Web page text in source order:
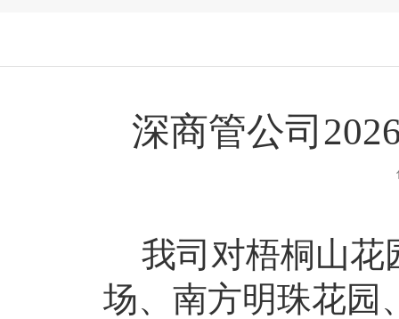
深商管公司
我司 对梧桐山花
场、南方明珠花园